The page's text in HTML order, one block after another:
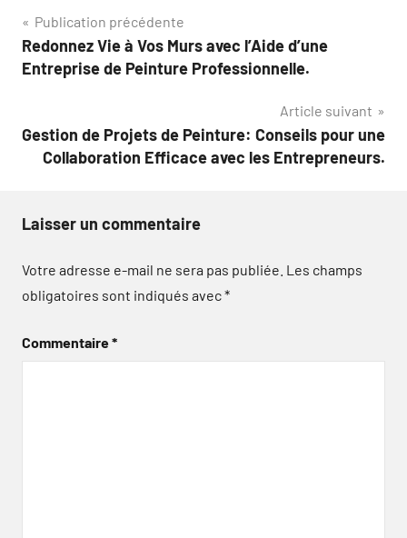
Navigation
de
Publication précédente
Redonnez Vie à Vos Murs avec l’Aide d’une
Entreprise de Peinture Professionnelle.
Article suivant
Gestion de Projets de Peinture: Conseils pour une
Collaboration Efficace avec les Entrepreneurs.
Laisser un commentaire
Votre adresse e-mail ne sera pas publiée. Les champs
obligatoires sont indiqués avec*
Commentaire*